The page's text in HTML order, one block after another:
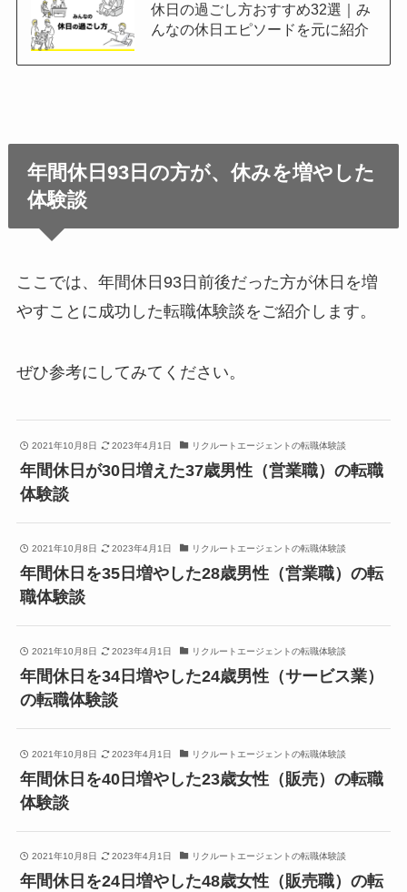
休日の過ごし方おすすめ32選｜み
んなの休日エピソードを元に紹介
年間休日93日の方が、休みを増やした
体験談
ここでは、年間休日93日前後だった方が休日を増
やすことに成功した転職体験談をご紹介します。
ぜひ参考にしてみてください。
2021年10月8日 2023年4月1日 リクルートエージェントの転職体験談
年間休日が30日増えた37歳男性（営業職）の転職
体験談
2021年10月8日 2023年4月1日 リクルートエージェントの転職体験談
年間休日を35日増やした28歳男性（営業職）の転
職体験談
2021年10月8日 2023年4月1日 リクルートエージェントの転職体験談
年間休日を34日増やした24歳男性（サービス業）
の転職体験談
2021年10月8日 2023年4月1日 リクルートエージェントの転職体験談
年間休日を40日増やした23歳女性（販売）の転職
体験談
2021年10月8日 2023年4月1日 リクルートエージェントの転職体験談
年間休日を24日増やした48歳女性（販売職）の転